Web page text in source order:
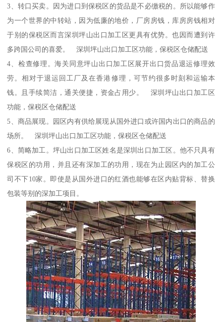
3、转口买卖。因为进口到保税区的货品是不必缴税的。所以能够作
为一个世界的中转站，因为低廉的地价，厂房房钱，库房房钱相对
于别的保税区而言深圳坪山出口加工区更具有优势。也因而遭到许
多跨国公司的喜爱。 深圳坪山出口加工区功能，保税区仓储配送
4、检查修理。海关同意坪山出口加工区展开出口货品退运修理效
劳。相对于退运回工厂及在香港修理，可节约很多时刻和运输本
钱。且手续简洁，通关便捷，资金占用少。 深圳坪山出口加工区
功能，保税区仓储配送
5、商品展现。园区内有供给展现从国外进口或许国内出口的商品的
场所。 深圳坪山出口加工区功能，保税区仓储配送
6、简略加工。坪山出口加工区姓名是深圳出口加工区。他不只具有
保税区的功用，并且还有深加工的功用，现在为止园区内的加工公
司不下10家。即使是从国外进口的红酒也能够在区内贴背标、替换
包装等别的深加工项目。